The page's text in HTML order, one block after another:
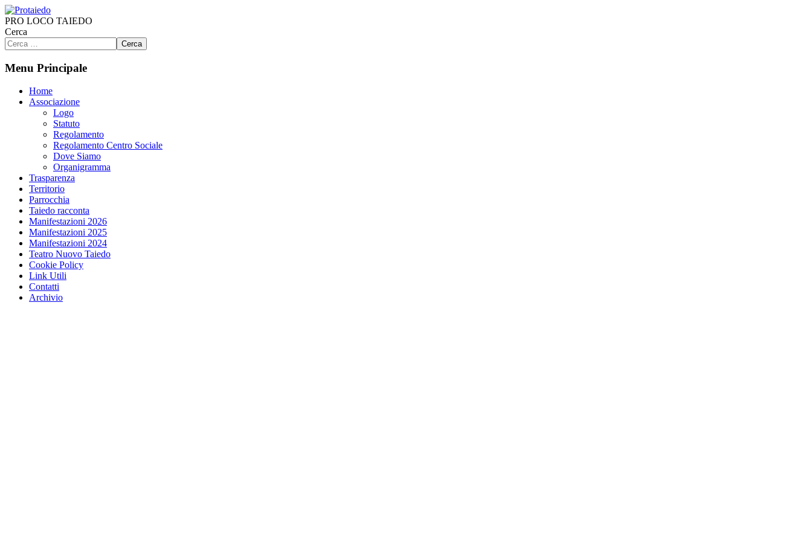
PRO LOCO TAIEDO
Cerca
Cerca
Menu Principale
Home
Associazione
Logo
Statuto
Regolamento
Regolamento Centro Sociale
Dove Siamo
Organigramma
Trasparenza
Territorio
Parrocchia
Taiedo racconta
Manifestazioni 2026
Manifestazioni 2025
Manifestazioni 2024
Teatro Nuovo Taiedo
Cookie Policy
Link Utili
Contatti
Archivio